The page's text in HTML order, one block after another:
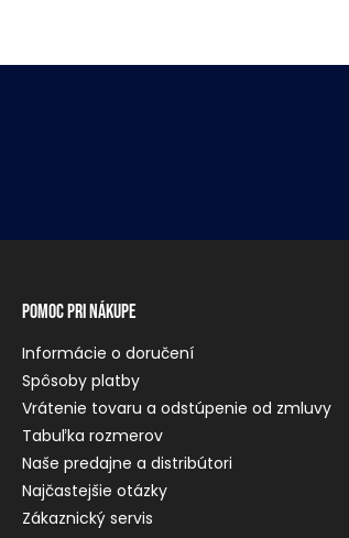
Pomoc pri nákupe
Informácie o doručení
Spôsoby platby
Vrátenie tovaru a odstúpenie od zmluvy
Tabuľka rozmerov
Naše predajne a distribútori
Najčastejšie otázky
Zákaznický servis